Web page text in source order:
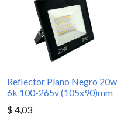
Reflector Plano Negro 20w
6k 100-265v (105x90)mm
$4,03
2863-755
554 5308
0984785834